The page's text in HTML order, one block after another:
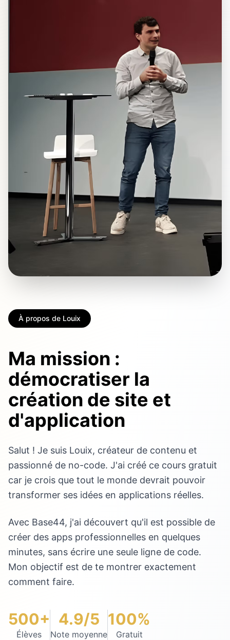
À propos de Louix
Ma mission :
démocratiser la
création de site et
d'application
Salut ! Je suis Louix, créateur de contenu et
passionné de no-code. J'ai créé ce cours gratuit
car je crois que tout le monde devrait pouvoir
transformer ses idées en applications réelles.
Avec Base44, j'ai découvert qu'il est possible de
créer des apps professionnelles en quelques
minutes, sans écrire une seule ligne de code.
Mon objectif est de te montrer exactement
comment faire.
500+
Élèves
4.9/5
Note moyenne
100%
Gratuit